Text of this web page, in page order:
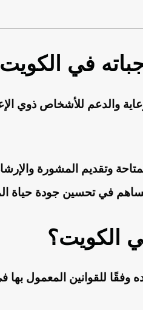
في الكويت
والدعم للأشخاص ذوي
وتقديم المشورة
في تحسين جودة حياة
الكويت؟
وفقًا للقوانين المعمول